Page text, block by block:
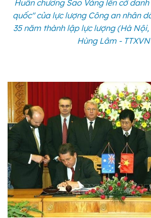
Huân chương Sao Vàng lên cờ danh
quốc" của lực lượng Công an nhân
35 năm thành lập lực lượng (Hà
Hùng Lâm - TTXVN